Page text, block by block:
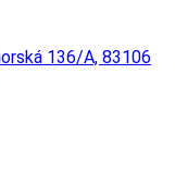
136/A, 83106